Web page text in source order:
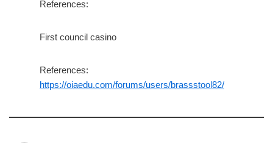
References:
First council casino
References:
https://oiaedu.com/forums/users/brassstool82/